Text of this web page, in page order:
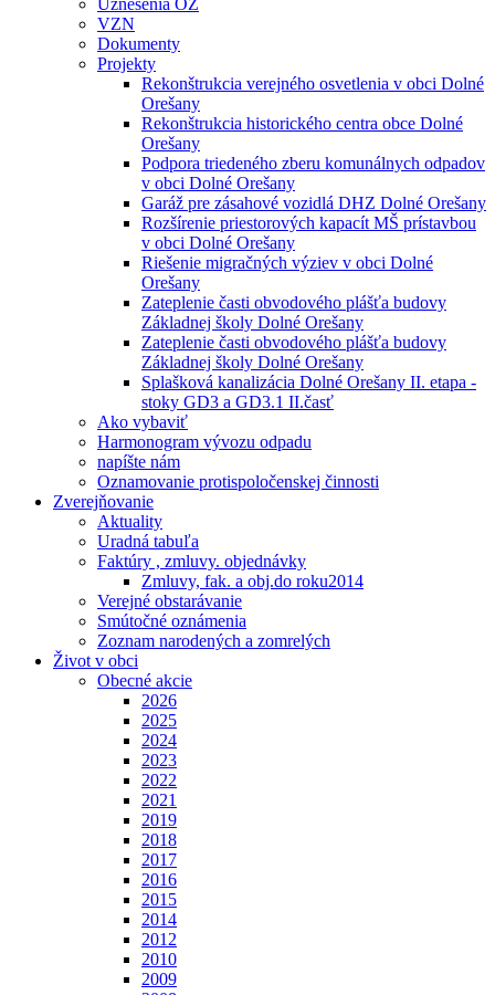
Uznesenia OZ
VZN
Dokumenty
Projekty
Rekonštrukcia verejného osvetlenia v obci Dolné
Orešany
Rekonštrukcia historického centra obce Dolné
Orešany
Podpora triedeného zberu komunálnych odpadov
v obci Dolné Orešany
Garáž pre zásahové vozidlá DHZ Dolné Orešany
Rozšírenie priestorových kapacít MŠ prístavbou
v obci Dolné Orešany
Riešenie migračných výziev v obci Dolné
Orešany
Zateplenie časti obvodového plášťa budovy
Základnej školy Dolné Orešany
Zateplenie časti obvodového plášťa budovy
Základnej školy Dolné Orešany
Splašková kanalizácia Dolné Orešany II. etapa -
stoky GD3 a GD3.1 II.časť
Ako vybaviť
Harmonogram vývozu odpadu
napíšte nám
Oznamovanie protispoločenskej činnosti
Zverejňovanie
Aktuality
Uradná tabuľa
Faktúry , zmluvy. objednávky
Zmluvy, fak. a obj.do roku2014
Verejné obstarávanie
Smútočné oznámenia
Zoznam narodených a zomrelých
Život v obci
Obecné akcie
2026
2025
2024
2023
2022
2021
2019
2018
2017
2016
2015
2014
2012
2010
2009